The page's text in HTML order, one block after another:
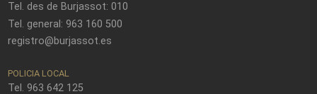
Tel. des de Burjassot: 010
Tel. general: 963 160 500
registro@burjassot.es
POLICIA LOCAL
Tel. 963 642 125